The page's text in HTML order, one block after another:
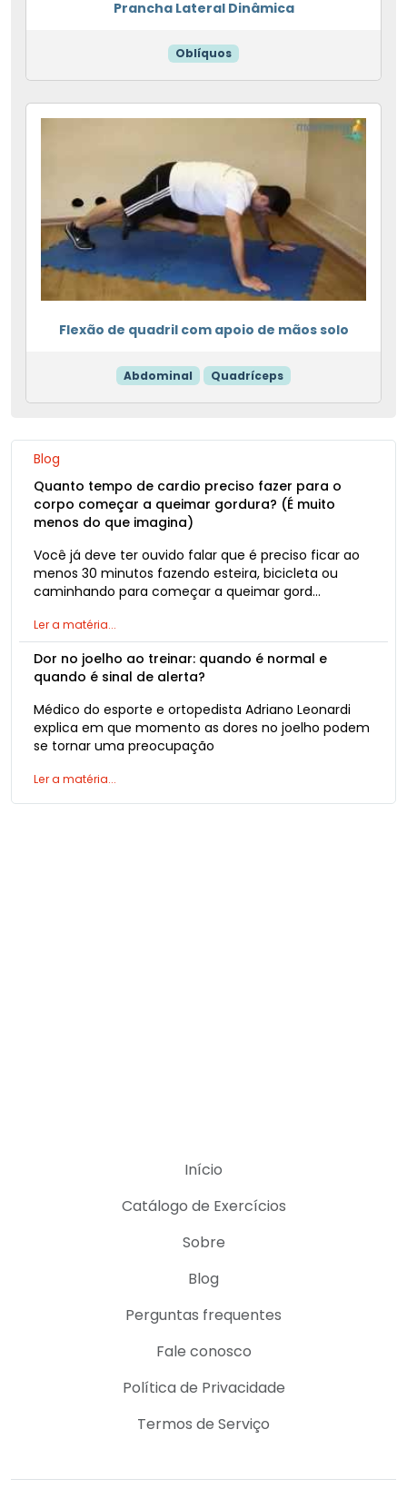
Prancha Lateral Dinâmica
Oblíquos
Flexão de quadril com apoio de mãos solo
Abdominal Quadríceps
Blog
Quanto tempo de cardio preciso fazer para o
corpo começar a queimar gordura? (É muito
menos do que imagina)
Você já deve ter ouvido falar que é preciso ficar ao
menos 30 minutos fazendo esteira, bicicleta ou
caminhando para começar a queimar gord…
Ler a matéria...
Dor no joelho ao treinar: quando é normal e
quando é sinal de alerta?
Médico do esporte e ortopedista Adriano Leonardi
explica em que momento as dores no joelho podem
se tornar uma preocupação
Ler a matéria...
Início
Catálogo de Exercícios
Sobre
Blog
Perguntas frequentes
Fale conosco
Política de Privacidade
Termos de Serviço